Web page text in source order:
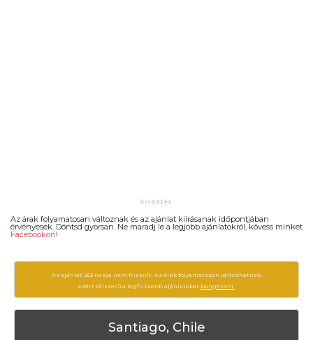
Az árak folyamatosan változnak és az ajánlat kiírásanak időpontjában
érvényesek. Döntsd gyorsan. Ne maradj le a legjobb ajánlatokról, kövess minket
Facebookon!
Az ajánlat 263 napja nem frissült. Az árak folyamatosan változhatnak,
ezért célszerű a legfrissebb ajánlatokat böngészni.
Santiago, Chile